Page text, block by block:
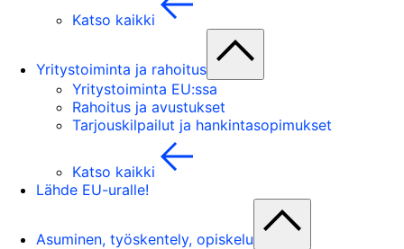
Katso kaikki
Yritystoiminta ja rahoitus
Yritystoiminta EU:ssa
Rahoitus ja avustukset
Tarjouskilpailut ja hankintasopimukset
Katso kaikki
Lähde EU-uralle!
Asuminen, työskentely, opiskelu